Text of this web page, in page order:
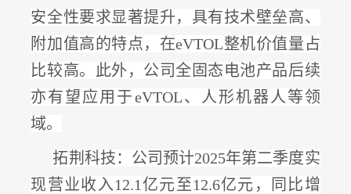
安全性要求显著提升，具有技术壁垒高、
附加值高的特点，在eVTOL整机价值量占
比较高。此外，公司全固态电池产品后续
亦有望应用于eVTOL、人形机器人等领
域。
拓荆科技： 公司预计2025年第二季度实
现营业收入12.1亿元至12.6亿元，同比增